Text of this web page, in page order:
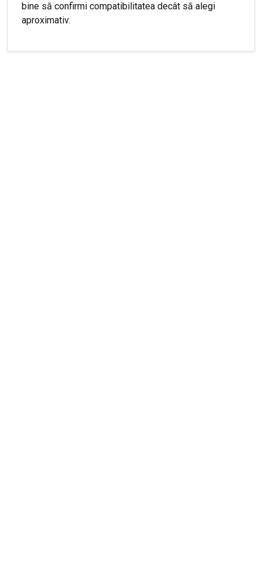
bine să confirmi compatibilitatea decât să alegi
aproximativ.